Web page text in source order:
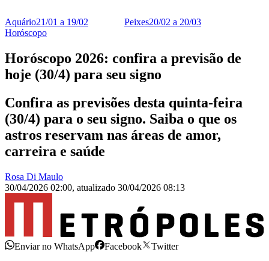
Aquário21/01 a 19/02 Peixes20/02 a 20/03
Horóscopo
Horóscopo 2026: confira a previsão de
hoje (30/4) para seu signo
Confira as previsões desta quinta-feira
(30/4) para o seu signo. Saiba o que os
astros reservam nas áreas de amor,
carreira e saúde
Rosa Di Maulo
30/04/2026 02:00, atualizado 30/04/2026 08:13
Enviar no WhatsApp Facebook
Twitter